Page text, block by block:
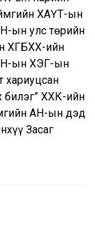
ХАҮТ-ын
ын улс төрийн
ХГБХХ-ийн
ын ХЭГ-ын
хариуцсан
билэг” ХХК-ийн
АН-ын дэд
Засаг